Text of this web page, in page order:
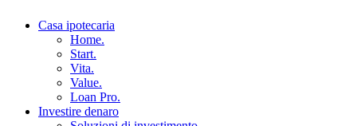
Casa ipotecaria
Home.
Start.
Vita.
Value.
Loan Pro.
Investire denaro